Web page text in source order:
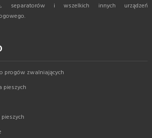
separatorów i wszelkich innych urządzeń
progów zwalniających
pieszych